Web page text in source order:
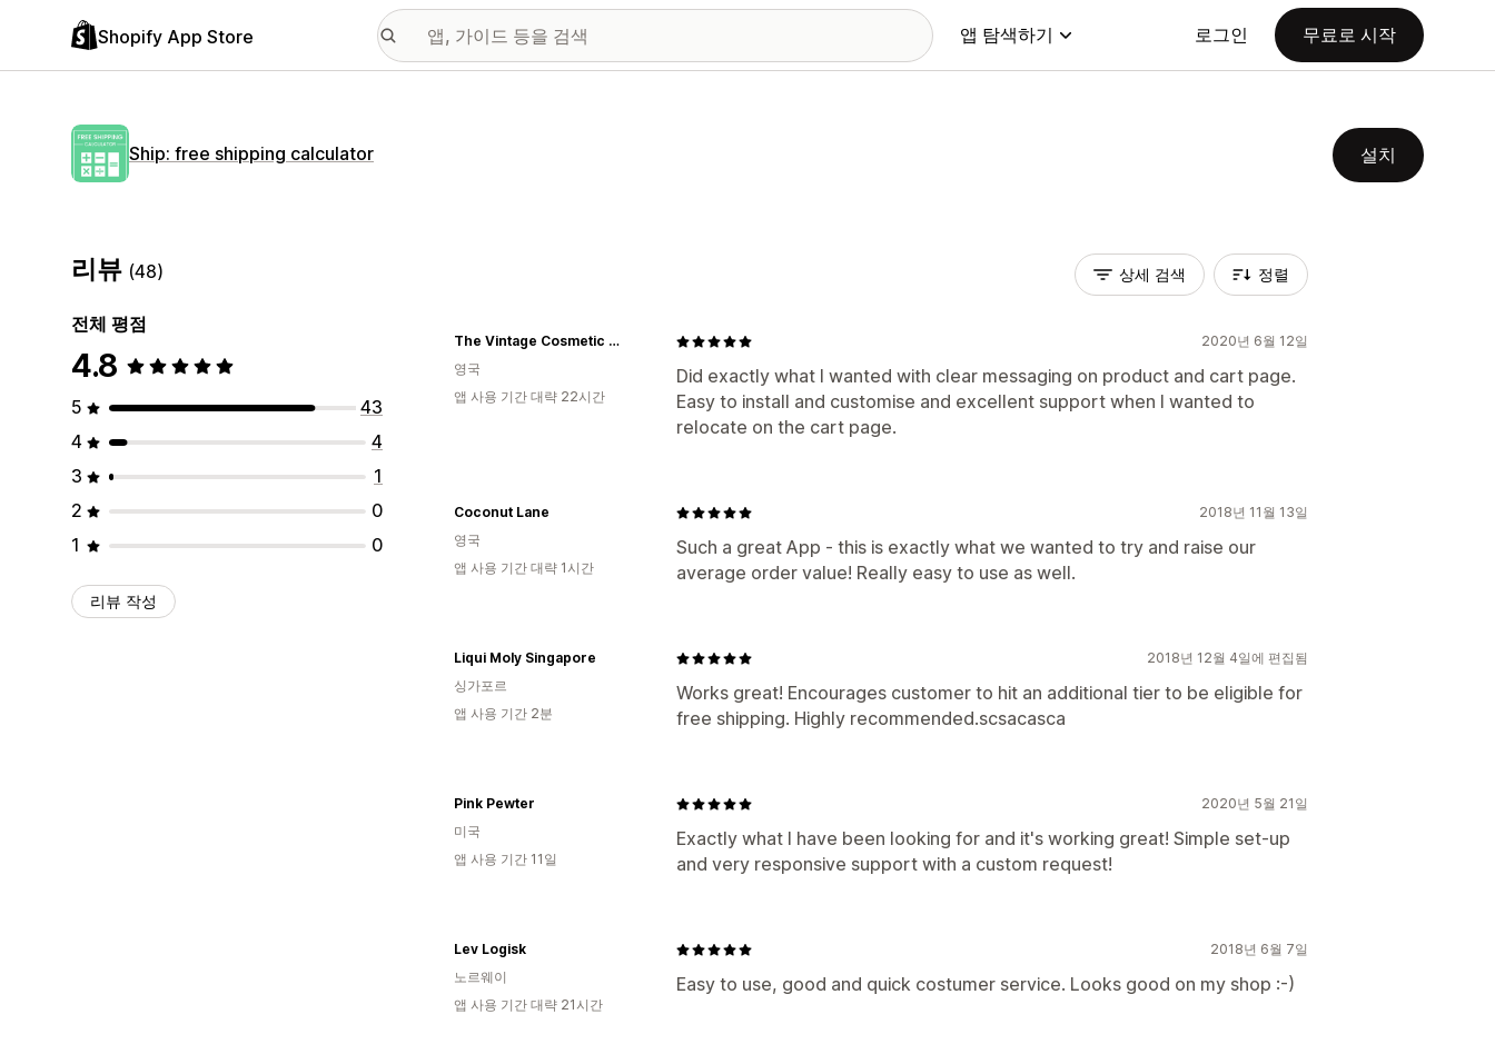
Shopify App Store 앱 탐색하기 로그인 무료로 시작
Ship: free shipping calculator 설치
리뷰 (48)
전체 평점
4.8
5
43
4
4
3
1
2
0
1
0
리뷰 작성
상세 검색 정렬
2020년 6월 12일
Did exactly what I wanted with clear messaging on product and cart page.
Easy to install and customise and excellent support when I wanted to
relocate on the cart page.
The Vintage Cosmetic Company
영국
앱 사용 기간 대략 22시간
2018년 11월 13일
Such a great App - this is exactly what we wanted to try and raise our
average order value! Really easy to use as well.
Coconut Lane
영국
앱 사용 기간 대략 1시간
2018년 12월 4일에 편집됨
Works great! Encourages customer to hit an additional tier to be eligible for
free shipping. Highly recommended.scsacasca
Liqui Moly Singapore
싱가포르
앱 사용 기간 2분
2020년 5월 21일
Exactly what I have been looking for and it's working great! Simple set-up
and very responsive support with a custom request!
Pink Pewter
미국
앱 사용 기간 11일
2018년 6월 7일
Easy to use, good and quick costumer service. Looks good on my shop :-)
Lev Logisk
노르웨이
앱 사용 기간 대략 21시간